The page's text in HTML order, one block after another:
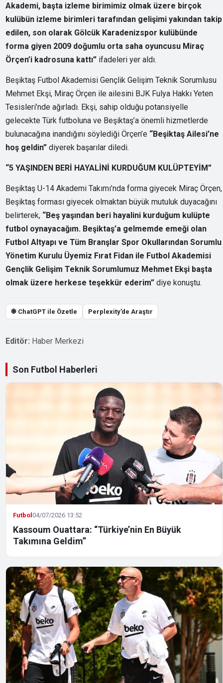
Akademi, başta izleme birimimiz olmak üzere birçok
kulübün izleme birimleri tarafından gelişimi yakından takip
edilen, son olarak Gölcük Karadenizspor kulübünde
forma giyen 2009 doğumlu orta saha oyuncusu Miraç
Örçen’i kadrosuna kattı” ifadeleri yer aldı.
Beşiktaş Futbol Akademisi Gençlik Gelişim Teknik Sorumlusu
Mehmet Ekşi, Miraç Örçen ile ailesini BJK Fulya Hakkı Yeten
Tesisleri’nde ağırladı. Ekşi, sahip olduğu potansiyelle
gelecekte Türk futboluna ve Beşiktaş’a önemli hizmetlerde
bulunacağına inandığını söylediği Örçen’e “Beşiktaş Ailesi’ne
hoş geldin” diyerek başarılar diledi.
“5 YAŞINDEN BERİ HAYALİNİ KURDUĞUM KULÜPTEYİM”
Beşiktaş U-14 Akademi Takımı’nda forma giyecek Miraç Örçen,
Beşiktaş forması giyecek olmaktan büyük mutuluk duyacağını
belirterek, “Beş yaşından beri hayalini kurduğum kulüpte
futbol oynayacağım. Beşiktaş’a gelmemde emeği olan
Futbol Altyapı ve Tüm Branşlar Spor Okullarından Sorumlu
Yönetim Kurulu Üyemiz Fırat Fidan ile Futbol Akademisi
Gençlik Gelişim Teknik Sorumlumuz Mehmet Ekşi başta
olmak üzere herkese teşekkür ederim” diye konuştu.
֎ ChatGPT ile Özetle Perplexity’de Araştır
Editör: Haber Merkezi
Son Futbol Haberleri
Futbol04/07/2026 13:52
Kassoum Ouattara: “Türkiye’nin En Büyük
Takımına Geldim”